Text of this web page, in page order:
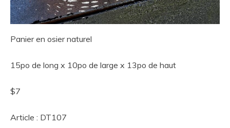
Panier en osier naturel
15po de long x 10po de large x 13po de haut
$7
Article : DT107